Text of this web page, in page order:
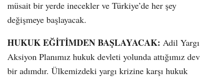
müsait bir yerde inecekler ve Türkiye’de her şey
değişmeye başlayacak.
HUKUK EĞİTİMDEN BAŞLAYACAK: Adil Yargı
Aksiyon Planımız hukuk devleti yolunda attığımız dev
bir adımdır. Ülkemizdeki yargı krizine karşı hukuk